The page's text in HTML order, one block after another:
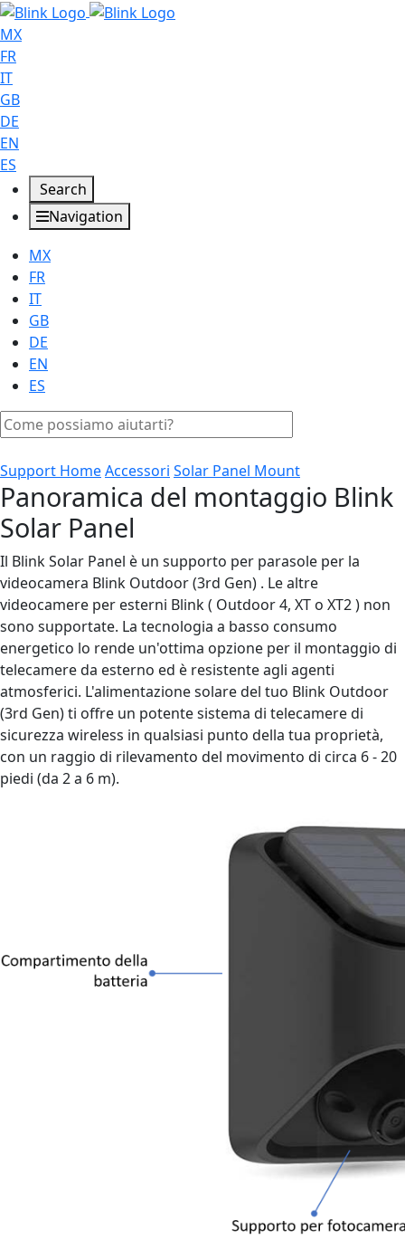
MX
FR
IT
GB
DE
EN
ES
Search
Navigation
MX
FR
IT
GB
DE
EN
ES
Support HomeAccessori Solar Panel Mount
Panoramica del montaggio Blink
Solar Panel
Il Blink Solar Panel è un supporto per parasole per la
videocamera Blink Outdoor (3rd Gen) . Le altre
videocamere per esterni Blink ( Outdoor 4, XT o XT2 ) non
sono supportate. La tecnologia a basso consumo
energetico lo rende un'ottima opzione per il montaggio di
telecamere da esterno ed è resistente agli agenti
atmosferici. L'alimentazione solare del tuo Blink Outdoor
(3rd Gen) ti offre un potente sistema di telecamere di
sicurezza wireless in qualsiasi punto della tua proprietà,
con un raggio di rilevamento del movimento di circa 6 - 20
piedi (da 2 a 6 m).